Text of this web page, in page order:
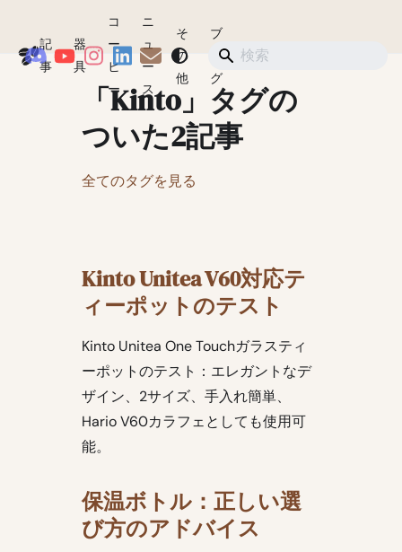
Coffeegeek
記
事
器
具
コ
ー
ヒ
ー
ニ
ュ
ー
ス
そ
の
他
ブ
ロ
グ
ショップ
「Kinto」タグの
ついた2記事
全てのタグを見る
Kinto Unitea V60対応テ
ィーポットのテスト
Kinto Unitea One Touchガラスティ
ーポットのテスト：エレガントなデ
ザイン、2サイズ、手入れ簡単、
Hario V60カラフェとしても使用可
能。
保温ボトル：正しい選
び方のアドバイス